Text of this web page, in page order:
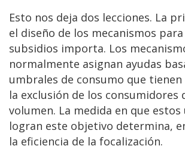
Esto nos deja dos lecciones. La
el diseño de los mecanismos
subsidios importa. Los
normalmente asignan ayudas
umbrales de consumo que
la exclusión de los consumidores
volumen. La medida en que
logran este objetivo determina,
la eficiencia de la focalización.